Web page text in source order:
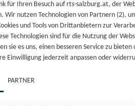
DIE REFORM?
Aug.. 2026 // 368
für Ihren Besuch auf rts-salzburg.at, der
Wir nutzen Technologien von Partnern (2),
und Tools von Drittanbietern zur
Technologien sind für die Nutzung der
sie es uns, einen besseren Service zu
Einwilligung jederzeit anpassen oder
PARTNER